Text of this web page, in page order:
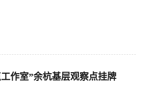
作室”余杭基层观察点挂牌